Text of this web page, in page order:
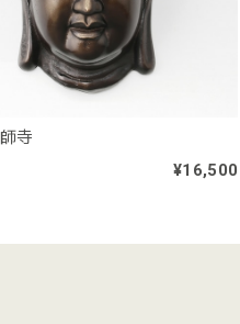
寺
¥16,500